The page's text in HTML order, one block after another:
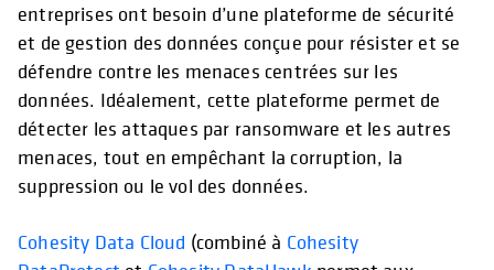
entreprises ont besoin d’une plateforme de sécurité
et de gestion des données conçue pour résister et se
défendre contre les menaces centrées sur les
données. Idéalement, cette plateforme permet de
détecter les attaques par ransomware et les autres
menaces, tout en empêchant la corruption, la
suppression ou le vol des données.
Cohesity Data Cloud (combiné à Cohesity